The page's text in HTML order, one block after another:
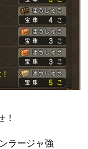
ラージャ強